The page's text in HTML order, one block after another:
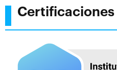
Certificaciones